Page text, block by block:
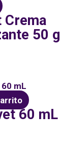
50 g
60 mL